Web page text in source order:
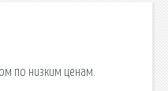
по низким ценам.